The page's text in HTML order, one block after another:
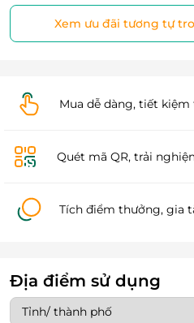
Xem ưu đãi tương tự
Mua dễ dàng, tiết kiệm
Quét mã QR, trải
Tích điểm thưởng, gia
Địa điểm sử dụng